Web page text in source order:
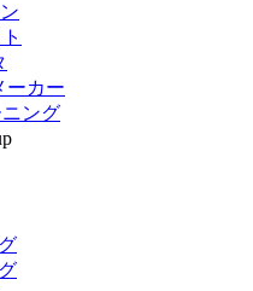
ーカー
ング